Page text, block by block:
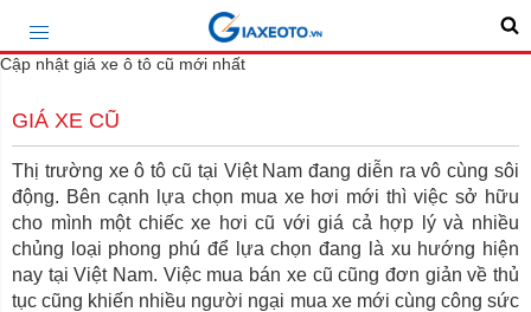
Cập nhật giá xe ô tô cũ mới nhất
GIÁ XE CŨ
Thị trường xe ô tô cũ tại Việt Nam đang diễn ra vô cùng sôi
động. Bên cạnh lựa chọn mua xe hơi mới thì việc sở hữu
cho mình một chiếc xe hơi cũ với giá cả hợp lý và nhiều
chủng loại phong phú để lựa chọn đang là xu hướng hiện
nay tại Việt Nam. Việc mua bán xe cũ cũng đơn giản về thủ
tục cũng khiến nhiều người ngại mua xe mới cùng công sức